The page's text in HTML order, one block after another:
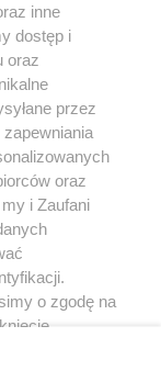
i
sposób (w
polu
w Internecie
lub
prawa, tzn.
i może być ścigane
inne
dostęp i
oraz
przez
oraz
i Zaufani
o zgodę na